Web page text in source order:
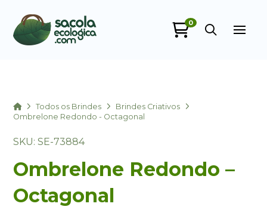
0
HomeTodos os Brindes
Brindes Criativos
Ombrelone Redondo - Octagonal
SKU: SE-73884
Ombrelone Redondo –
Octagonal